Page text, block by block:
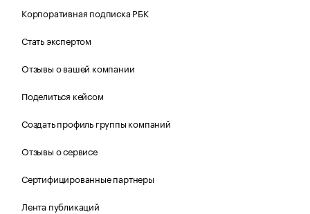
Корпоративная подписка РБК
Стать экспертом
Отзывы о вашей компании
Поделиться кейсом
Создать профиль группы компаний
Отзывы о сервисе
Сертифицированные партнеры
Лента публикаций